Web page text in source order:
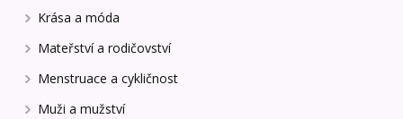
Krása a móda
Mateřství a rodičovství
Menstruace a cykličnost
Muži a mužství